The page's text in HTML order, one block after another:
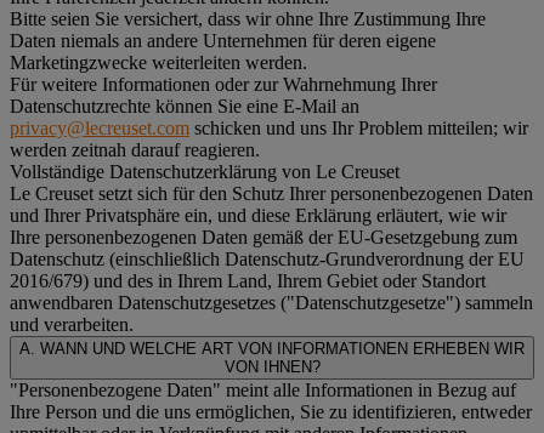
Bitte seien Sie versichert, dass wir ohne Ihre Zustimmung Ihre
Daten niemals an andere Unternehmen für deren eigene
Marketingzwecke weiterleiten werden.
Für weitere Informationen oder zur Wahrnehmung Ihrer
Datenschutzrechte können Sie eine E-Mail an
privacy@lecreuset.com schicken und uns Ihr Problem mitteilen; wir
werden zeitnah darauf reagieren.
Vollständige Datenschutzerklärung von Le Creuset
Le Creuset setzt sich für den Schutz Ihrer personenbezogenen Daten
und Ihrer Privatsphäre ein, und diese Erklärung erläutert, wie wir
Ihre personenbezogenen Daten gemäß der EU-Gesetzgebung zum
Datenschutz (einschließlich Datenschutz-Grundverordnung der EU
2016/679) und des in Ihrem Land, Ihrem Gebiet oder Standort
anwendbaren Datenschutzgesetzes ("Datenschutzgesetze") sammeln
und verarbeiten.
A. WANN UND WELCHE ART VON INFORMATIONEN ERHEBEN WIR
VON IHNEN?
"Personenbezogene Daten" meint alle Informationen in Bezug auf
Ihre Person und die uns ermöglichen, Sie zu identifizieren, entweder